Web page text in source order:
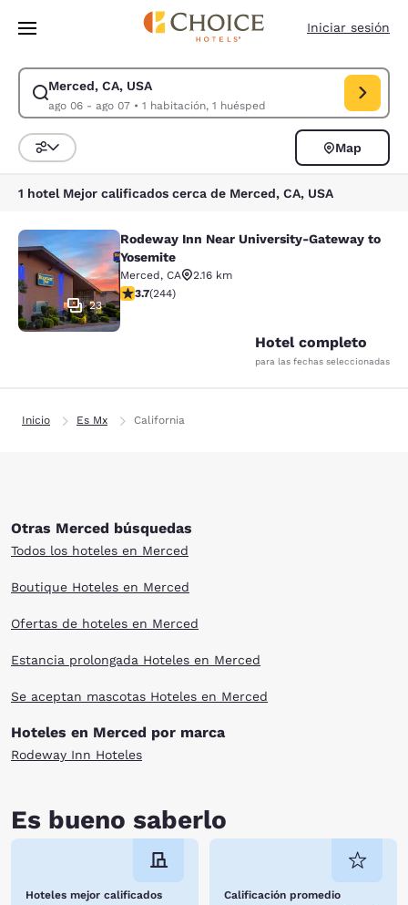
Pasar A Contenido Principal
Iniciar sesión
Merced, CA, USA
ago 06 - ago 07• 1 habitación, 1 huésped
Modificar la búsqueda de Merced, CA, USA. Fecha de check-in ago
Ordenar y filtrar
Map
1 hotel Mejor calificados cerca de Merced, CA, USA
Rodeway Inn Near University-
23
Rodeway Inn Near University-Gateway to
Yosemite
Merced, CA
2.16 km
calificación de 3.66 estrellas. Bueno. 244 reseñas
3.7(244)
Hotel completo
para las fechas seleccionadas
Inicio Es Mx California
Otras Merced búsquedas
Todos los hoteles en Merced
Boutique Hoteles en Merced
Ofertas de hoteles en Merced
Estancia prolongada Hoteles en Merced
Se aceptan mascotas Hoteles en Merced
Hoteles en Merced por marca
Rodeway Inn Hoteles
Es bueno saberlo
Hoteles mejor calificados Calificación promedio